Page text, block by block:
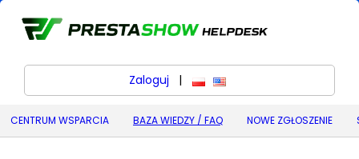
Zaloguj | polskiEnglish (United States)
CENTRUM WSPARCIA BAZA WIEDZY / FAQ NOWE ZGŁOSZENIE